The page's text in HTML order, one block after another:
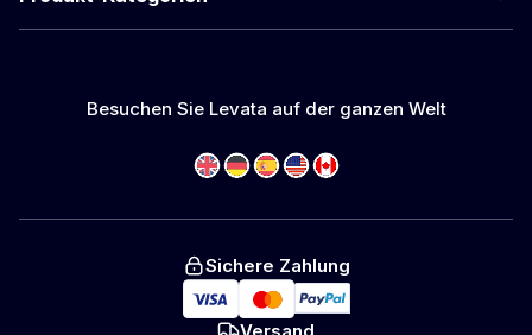
Besuchen Sie Levata auf der ganzen Welt
Sichere Zahlung